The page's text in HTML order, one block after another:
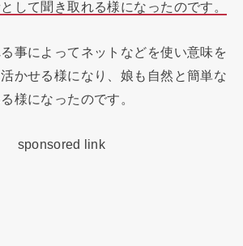
して聞き取れる様になったのです。
事によってネットなどを使い意味を
かせる様になり、娘も自然と簡単な
様になったのです。
sponsored link